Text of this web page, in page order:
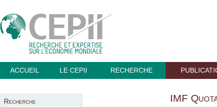
ACCUEIL LE CEPII RECHERCHE
Recherche IMF